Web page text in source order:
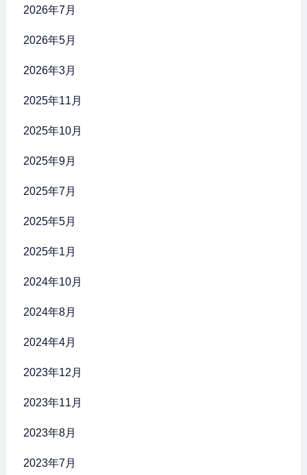
2026年7月
2026年5月
2026年3月
2025年11月
2025年10月
2025年9月
2025年7月
2025年5月
2025年1月
2024年10月
2024年8月
2024年4月
2023年12月
2023年11月
2023年8月
2023年7月